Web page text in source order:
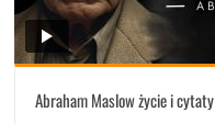
Abraham Maslow życie i cytaty